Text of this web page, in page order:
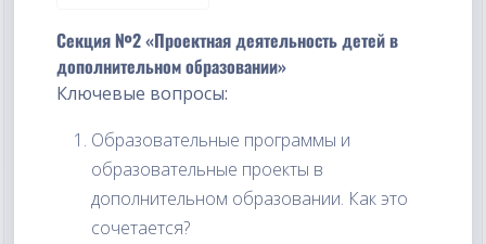
Секция №2 «Проектная деятельность детей в
дополнительном образовании»
Ключевые вопросы:
Образовательные программы и
образовательные проекты в
дополнительном образовании. Как это
сочетается?